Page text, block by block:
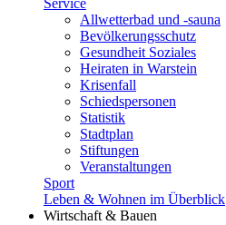
Service
Allwetterbad und -sauna
Bevölkerungsschutz
Gesundheit Soziales
Heiraten in Warstein
Krisenfall
Schiedspersonen
Statistik
Stadtplan
Stiftungen
Veranstaltungen
Sport
Leben & Wohnen im Überblick
Wirtschaft & Bauen